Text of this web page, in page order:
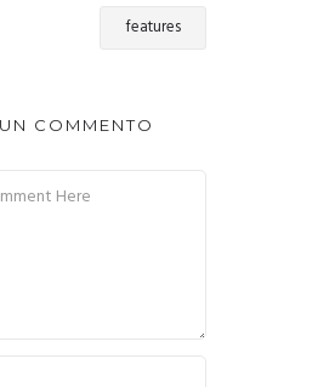
features
COMMENTO